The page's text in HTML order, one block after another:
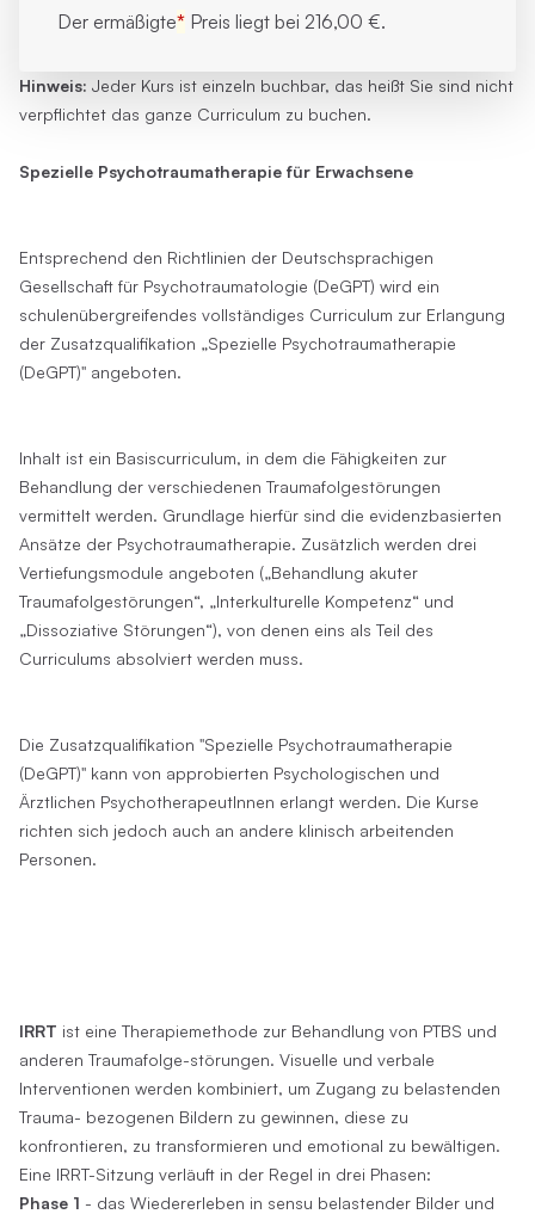
Hinweis: Jeder Kurs ist einzeln buchbar, das heißt Sie sind nicht
verpflichtet das ganze Curriculum zu buchen.
Spezielle Psychotraumatherapie für Erwachsene
Entsprechend den Richtlinien der Deutschsprachigen
Gesellschaft für Psychotraumatologie (DeGPT) wird ein
schulenübergreifendes vollständiges Curriculum zur Erlangung
der Zusatzqualifikation „Spezielle Psychotraumatherapie
(DeGPT)" angeboten.
Inhalt ist ein Basiscurriculum, in dem die Fähigkeiten zur
Behandlung der verschiedenen Traumafolgestörungen
vermittelt werden. Grundlage hierfür sind die evidenzbasierten
Ansätze der Psychotraumatherapie. Zusätzlich werden drei
Vertiefungsmodule angeboten („Behandlung akuter
Traumafolgestörungen“, „Interkulturelle Kompetenz“ und
„Dissoziative Störungen“), von denen eins als Teil des
Curriculums absolviert werden muss.
Die Zusatzqualifikation "Spezielle Psychotraumatherapie
(DeGPT)" kann von approbierten Psychologischen und
Ärztlichen PsychotherapeutInnen erlangt werden. Die Kurse
richten sich jedoch auch an andere klinisch arbeitenden
Personen.
IRRT ist eine Therapiemethode zur Behandlung von PTBS und
anderen Traumafolge-störungen. Visuelle und verbale
Interventionen werden kombiniert, um Zugang zu belastenden
Trauma- bezogenen Bildern zu gewinnen, diese zu
konfrontieren, zu transformieren und emotional zu bewältigen.
Eine IRRT-Sitzung verläuft in der Regel in drei Phasen:
Phase 1 - das Wiedererleben in sensu belastender Bilder und
Der ermäßigte* Preis liegt bei 216,00 €.